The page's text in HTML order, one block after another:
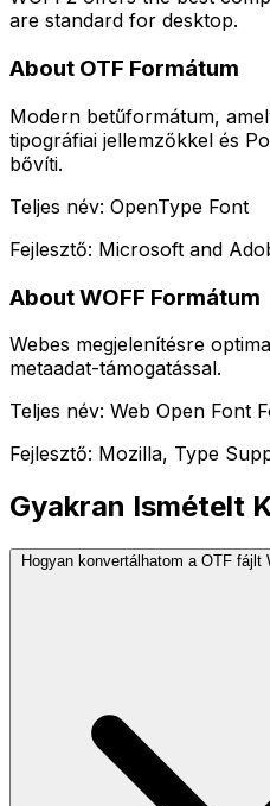
are standard for desktop.
About OTF Formátum
Modern betűformátum,
tipográfiai jellemzőkkel és
bővíti.
Teljes név: OpenType Font
Fejlesztő: Microsoft and
About WOFF Formátum
Webes megjelenítésre
metaadat-támogatással.
Teljes név: Web Open Font
Fejlesztő: Mozilla, Type
Gyakran Ismételt
Hogyan konvertálhatom a OTF fájlt